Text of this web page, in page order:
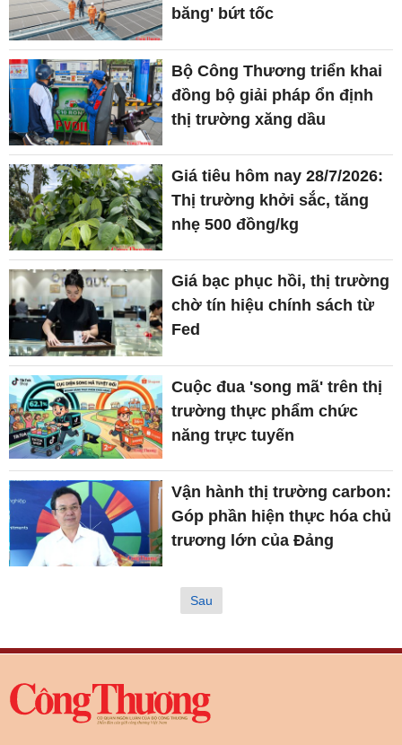
băng' bứt tốc
Bộ Công Thương triển khai
đồng bộ giải pháp ổn định
thị trường xăng dầu
Giá tiêu hôm nay 28/7/2026:
Thị trường khởi sắc, tăng
nhẹ 500 đồng/kg
Giá bạc phục hồi, thị trường
chờ tín hiệu chính sách từ
Fed
Cuộc đua 'song mã' trên thị
trường thực phẩm chức
năng trực tuyến
Vận hành thị trường carbon:
Góp phần hiện thực hóa chủ
trương lớn của Đảng
Sau